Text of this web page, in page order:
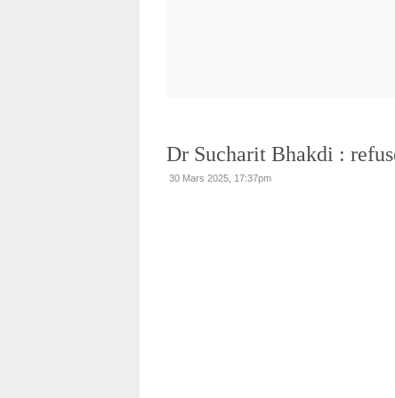
Dr Sucharit Bhakdi :
30 Mars 2025, 17:37pm